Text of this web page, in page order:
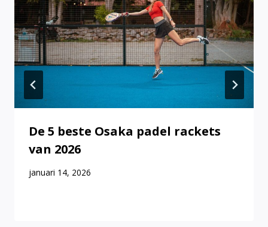
De 5 beste Osaka padel rackets
van 2026
januari 14, 2026